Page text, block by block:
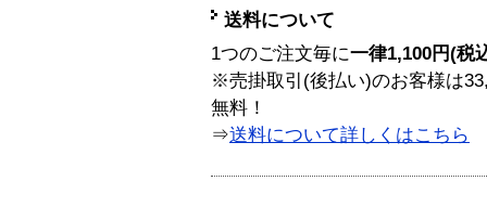
送料について
1つのご注文毎に一律1,100円(税
※売掛取引(後払い)のお客様は
無料！
⇒送料について詳しくはこちら